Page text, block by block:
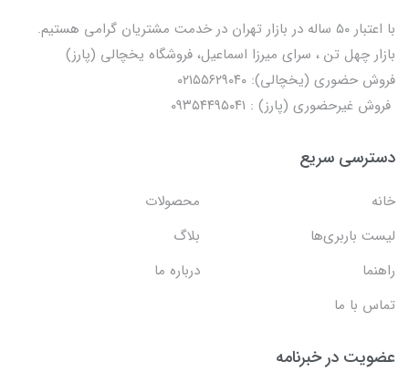
با اعتبار ۵۰ ساله در بازار تهران در خدمت مشتریان گرامی هستیم.
بازار چهل تن ، سرای میرزا اسماعیل، فروشگاه یخچالی‌ (پارز)
فروش حضوری (یخچالی): ۰۲۱۵۵۶۲۹۰۴۰
فروش غیرحضوری (پارز) : ۰۹۳۵۴۴۹۵۰۴۱
دسترسی سریع
خانه
محصولات
لیست باربری‌ها
بلاگ
راهنما
درباره ما
تماس با ما
عضویت در خبرنامه